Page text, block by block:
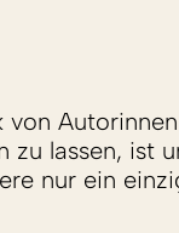
lassen, ist
nur ein